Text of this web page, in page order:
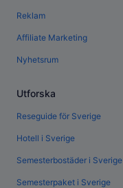
Reklam
Affiliate Marketing
Nyhetsrum
Utforska
Reseguide för Sverige
Hotell i Sverige
Semesterbostäder i Sverige
Semesterpaket i Sverige